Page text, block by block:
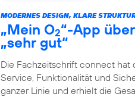
MODERNES DESIGN, KLARE
„Mein O2“-App
„sehr gut“
Die Fachzeitschrift connect hat
Service, Funktionalität und
ganzer Linie und erhielt die